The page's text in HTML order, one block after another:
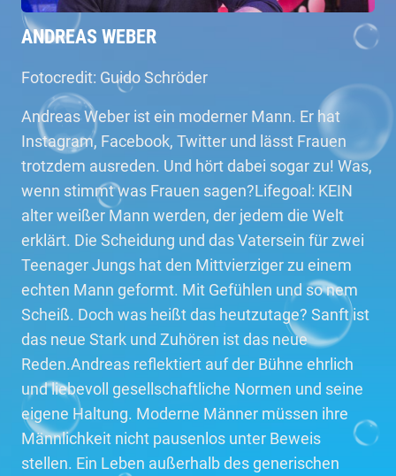
ANDREAS WEBER
Fotocredit: Guido Schröder
Andreas Weber ist ein moderner Mann. Er hat
Instagram, Facebook, Twitter und lässt Frauen
trotzdem ausreden. Und hört dabei sogar zu! Was,
wenn stimmt was Frauen sagen?Lifegoal: KEIN
alter weißer Mann werden, der jedem die Welt
erklärt. Die Scheidung und das Vatersein für zwei
Teenager Jungs hat den Mittvierziger zu einem
echten Mann geformt. Mit Gefühlen und so nem
Scheiß. Doch was heißt das heutzutage? Sanft ist
das neue Stark und Zuhören ist das neue
Reden.Andreas reflektiert auf der Bühne ehrlich
und liebevoll gesellschaftliche Normen und seine
eigene Haltung. Moderne Männer müssen ihre
Männlichkeit nicht pausenlos unter Beweis
stellen. Ein Leben außerhalb des generischen